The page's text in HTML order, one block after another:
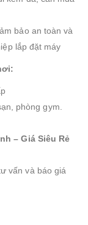
bảo an toàn và
lắp đặt máy
phòng gym.
– Giá Siêu Rẻ
vấn và báo giá